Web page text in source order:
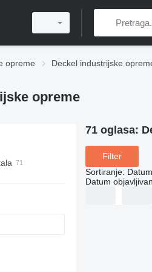
opreme Deckel industrijske
opreme
metala
71 oglasa:
Filter
Sortiranje:
Datum